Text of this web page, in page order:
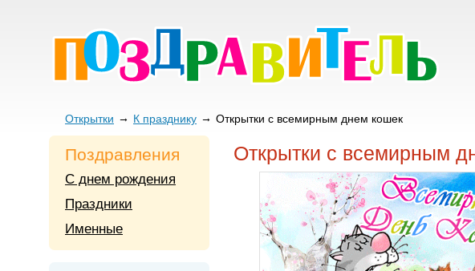
Открытки К празднику Открытки с всемирным днем кошек
Открытки с всемирным
Поздравления
С днем рождения
Праздники
Именные